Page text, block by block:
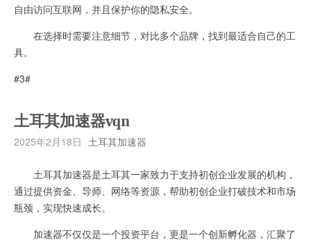
自由访问互联网，并且保护你的隐私安全。
在选择时需要注意细节，对比多个品牌，找到最适合自己的工
具。
#3#
土耳其加速器vqn
2025年2月18日 土耳其加速器
土耳其加速器是土耳其一家致力于支持初创企业发展的机构，
通过提供资金、导师、网络等资源，帮助初创企业打破技术和市场
瓶颈，实现快速成长。
加速器不仅仅是一个投资平台，更是一个创新孵化器，汇聚了